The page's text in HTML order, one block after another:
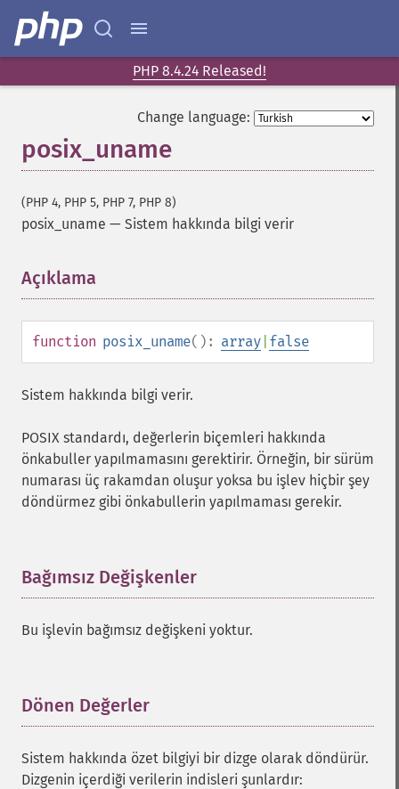
PHP 8.4.24 Released!
Change language:
posix_uname
(PHP 4, PHP 5, PHP 7, PHP 8)
posix_uname — Sistem hakkında bilgi verir
Açıklama
function posix_uname(): array false
Sistem hakkında bilgi verir.
POSIX standardı, değerlerin biçemleri hakkında
önkabuller yapılmamasını gerektirir. Örneğin, bir sürüm
numarası üç rakamdan oluşur yoksa bu işlev hiçbir şey
döndürmez gibi önkabullerin yapılmaması gerekir.
Bağımsız Değişkenler
Bu işlevin bağımsız değişkeni yoktur.
Dönen Değerler
Sistem hakkında özet bilgiyi bir dizge olarak döndürür.
Dizgenin içerdiği verilerin indisleri şunlardır: